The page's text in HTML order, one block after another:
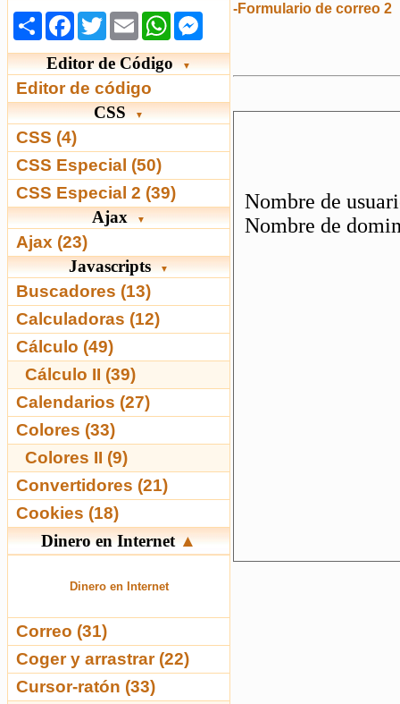
ShareFacebook
TwitterEmailWhatsApp
Messenger
Editor de Código▼
Editor de código
CSS▼
CSS (4)
CSS Especial (50)
CSS Especial 2 (39)
Ajax▼
Ajax (23)
Javascripts▼
Buscadores (13)
Calculadoras (12)
Cálculo (49)
Cálculo II (39)
Calendarios (27)
Colores (33)
Colores II (9)
Convertidores (21)
Cookies (18)
Dinero en Internet▲
Dinero en Internet
Correo (31)
Coger y arrastrar (22)
Cursor-ratón (33)
-Formulario de correo 2